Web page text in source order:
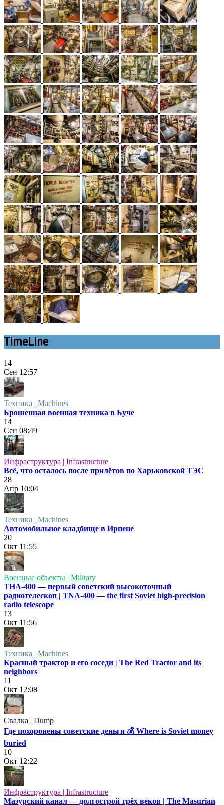
TimeLine
14
Сен 12:57
Техника | Machines
Брошенная военная техника в Буче
14
Сен 08:49
Инфраструктура | Infrastructure
Всё, что осталось после прилётов по Харьковской ТЭС
28
Апр 10:04
Техника | Machines
Автомобильное кладбище в Ирпене
20
Окт 11:55
Военные объекты | Military
ТНА-400 — первый советский высокоточный
радиотелескоп | TNA-400 — the first Soviet high-precision
radio telescope
13
Окт 11:56
Техника | Machines
Красный трактор и его соседи | The Red Tractor and its
neighbors
11
Окт 12:08
Свалка | Dump
Где похоронены советские деньги 💰 Where is Soviet money
buried
10
Окт 12:22
Инфраструктура | Infrastructure
Мазурский канал — долгострой трёх веков | The Masurian